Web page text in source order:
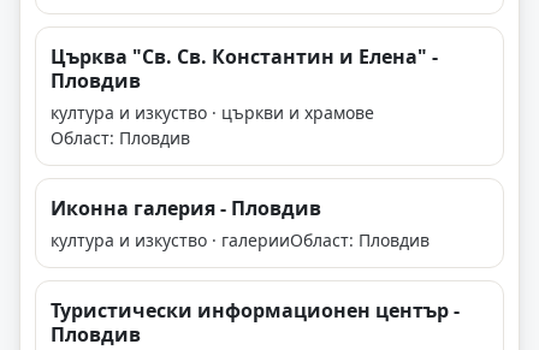
Църква "Св. Св. Константин и Елена" -
Пловдив
култура и изкуство · църкви и храмове
Област: Пловдив
Иконна галерия - Пловдив
култура и изкуство · галерииОбласт: Пловдив
Туристически информационен център -
Пловдив